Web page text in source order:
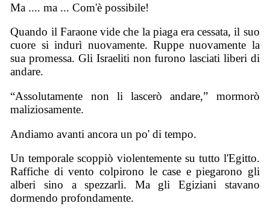
Ma .... ma ... Com'è possibile!
Quando il Faraone vide che la piaga era cessata, il suo
cuore si indurì nuovamente. Ruppe nuovamente la
sua promessa. Gli Israeliti non furono lasciati liberi di
andare.
“Assolutamente non li lascerò andare,” mormorò
maliziosamente.
Andiamo avanti ancora un po' di tempo.
Un temporale scoppiò violentemente su tutto l'Egitto.
Raffiche di vento colpirono le case e piegarono gli
alberi sino a spezzarli. Ma gli Egiziani stavano
dormendo profondamente.